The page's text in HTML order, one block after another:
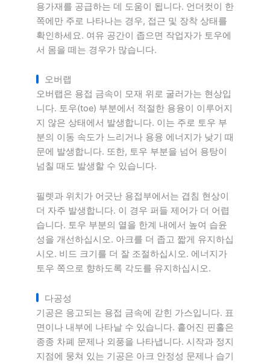
용가재를 공급하는 데 도움이 됩니다. 언더컷이 한
쪽에만 주로 나타나는 경우, 접근 및 장착 상태를
확인하세요. 여유 공간이 좁으면 작업자가 토우에
서 몸을 떼는 경우가 많습니다.
오버랩
오버랩은 용접 금속이 모재 위로 굴러가는 현상입
니다. 토우(toe) 부분에서 적절한 용융이 이루어지
지 않은 상태에서 발생합니다. 이는 주로 토우 부
분의 이동 속도가 느리거나 용융 에너지가 낮기 때
문에 발생합니다. 또한, 토우 부분을 넘어 용탕이
넘칠 때도 발생할 수 있습니다.
필렛과 위치가 어긋난 용접부에서는 겹침 현상이
더 자주 발생합니다. 이 경우 퍼들 제어가 더 어렵
습니다. 토우 부분의 열을 한계 내에서 높여 습윤
성을 개선하십시오. 아크를 더 좁고 짧게 유지하십
시오. 비드 크기를 더 잘 조절하십시오. 에너지가
토우 쪽으로 향하도록 각도를 유지하십시오.
다공성
기공은 응고되는 용접 금속에 갇힌 가스입니다. 표
면이나 내부에 나타날 수 있습니다. 흩어진 핀홀은
종종 차폐 문제나 외풍을 나타냅니다. 시작과 정지
지점에 뭉쳐 있는 기공은 아크 안정성 문제나 습기